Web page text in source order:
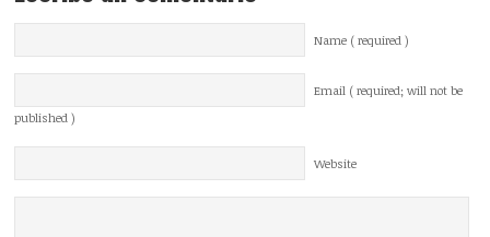
Name ( required )
Email ( required; will not be
published )
Website